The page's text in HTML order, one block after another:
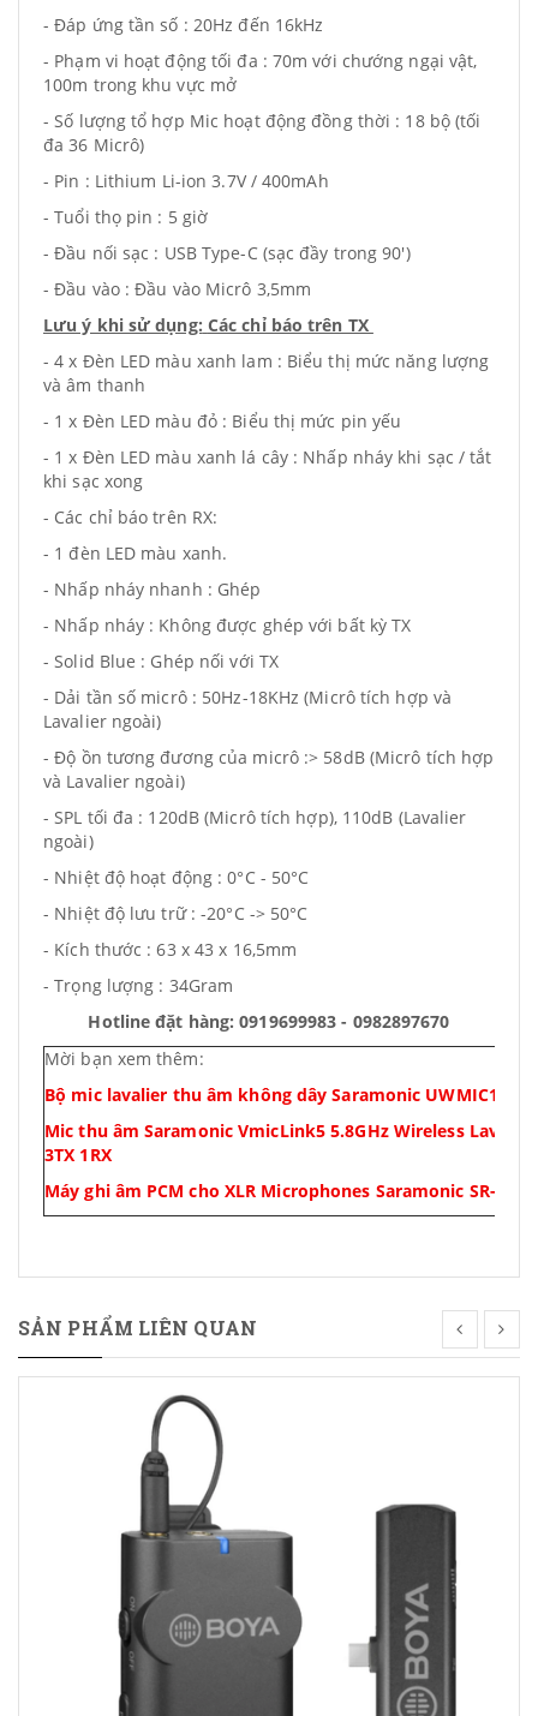
- Đáp ứng tần số : 20Hz đến 16kHz
- Phạm vi hoạt động tối đa : 70m với chướng ngại vật,
100m trong khu vực mở
- Số lượng tổ hợp Mic hoạt động đồng thời : 18 bộ (tối
đa 36 Micrô)
- Pin : Lithium Li-ion 3.7V / 400mAh
- Tuổi thọ pin : 5 giờ
- Đầu nối sạc : USB Type-C (sạc đầy trong 90')
- Đầu vào : Đầu vào Micrô 3,5mm
Lưu ý khi sử dụng: Các chỉ báo trên TX
- 4 x Đèn LED màu xanh lam : Biểu thị mức năng lượng
và âm thanh
- 1 x Đèn LED màu đỏ : Biểu thị mức pin yếu
- 1 x Đèn LED màu xanh lá cây : Nhấp nháy khi sạc / tắt
khi sạc xong
- Các chỉ báo trên RX:
- 1 đèn LED màu xanh.
- Nhấp nháy nhanh : Ghép
- Nhấp nháy : Không được ghép với bất kỳ TX
- Solid Blue : Ghép nối với TX
- Dải tần số micrô : 50Hz-18KHz (Micrô tích hợp và
Lavalier ngoài)
- Độ ồn tương đương của micrô :> 58dB (Micrô tích hợp
và Lavalier ngoài)
- SPL tối đa : 120dB (Micrô tích hợp), 110dB (Lavalier
ngoài)
- Nhiệt độ hoạt động : 0°C - 50°C
- Nhiệt độ lưu trữ : -20°C -> 50°C
- Kích thước : 63 x 43 x 16,5mm
- Trọng lượng : 34Gram
Hotline đặt hàng: 0919699983 - 0982897670
Mời bạn xem thêm:
Bộ mic lavalier thu âm không dây Saramonic UWMIC10
Mic thu âm Saramonic VmicLink5 5.8GHz Wireless
3TX 1RX
Máy ghi âm PCM cho XLR Microphones Saramonic SR-
SẢN PHẨM LIÊN QUAN